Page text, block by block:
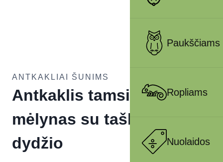
Paukščiams
Ropliams
Nuolaidos
ANTKAKLIAI ŠUNIMS
Antkaklis tamsiai
mėlynas su taškeliais, M
dydžio